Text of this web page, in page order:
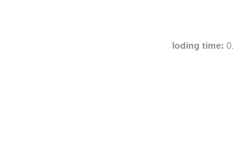
loding time: